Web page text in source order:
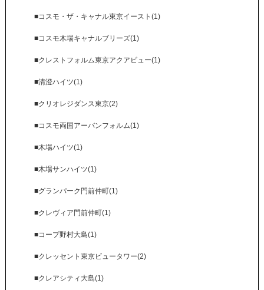
■コスモ・ザ・キャナル東京イースト(1)
■コスモ木場キャナルブリーズ(1)
■クレストフォルム東京アクアビュー(1)
■清澄ハイツ(1)
■クリオレジダンス東京(2)
■コスモ両国アーバンフォルム(1)
■木場ハイツ(1)
■木場サンハイツ(1)
■グランパーク門前仲町(1)
■クレヴィア門前仲町(1)
■コープ野村大島(1)
■クレッセント東京ビュータワー(2)
■クレアシティ大島(1)